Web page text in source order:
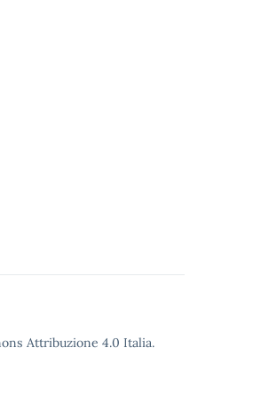
Attribuzione 4.0 Italia.